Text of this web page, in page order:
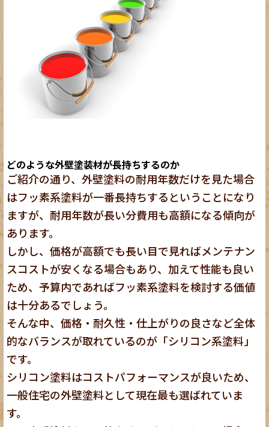
どのような外壁塗装材が長持ちするのか
ご紹介の通り、外壁塗料の耐用年数だけを見た場合
はフッ素系塗料が一番長持ちするということになり
ますが、耐用年数が長い分費用も高額になる傾向が
あります。
しかし、価格が高額でも長い目で見ればメンテナン
スコストが安くなる場合もあり、加えて性能も良い
ため、予算内であればフッ素系塗料を検討する価値
は十分あるでしょう。
そんな中、価格・耐久性・仕上がりの良さなど全体
的なバランスが取れているのが「シリコン系塗料」
です。
シリコン塗料はコストパフォーマンスが良いため、
一般住宅の外壁塗料として現在最も選ばれていま
す。